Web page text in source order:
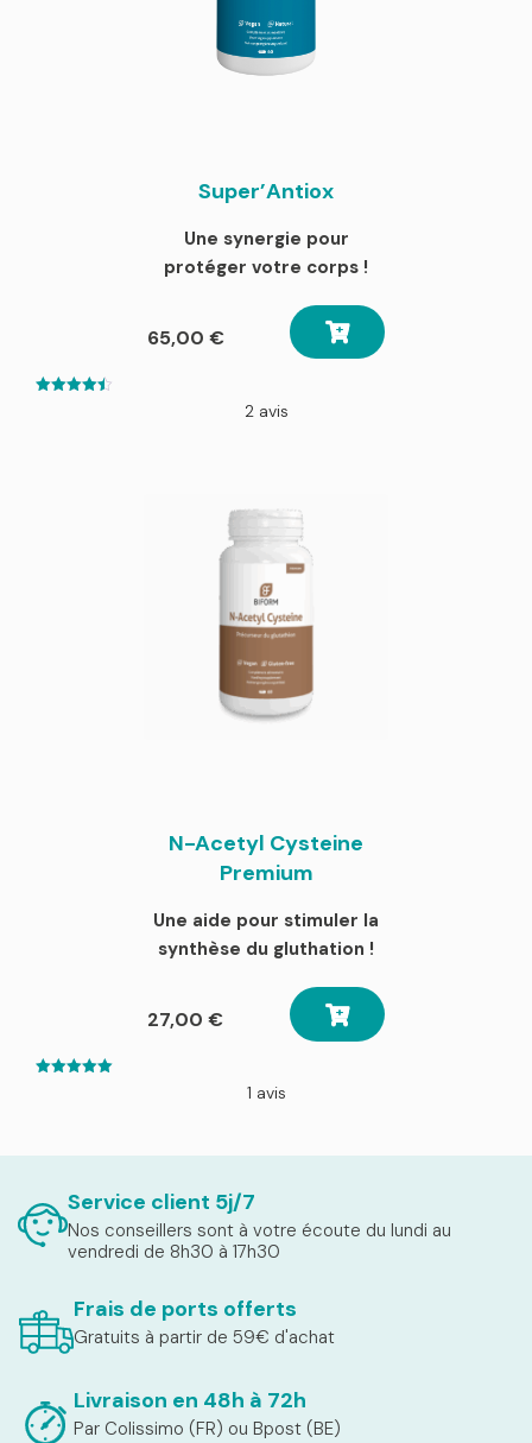
Super’Antiox
Une synergie pour
protéger votre corps !
65,00 €
2 avis
N-Acetyl Cysteine
Premium
Une aide pour stimuler la
synthèse du gluthation !
27,00 €
1 avis
Service client 5j/7
Nos conseillers sont à votre écoute du lundi au
vendredi de 8h30 à 17h30
Frais de ports offerts
Gratuits à partir de 59€ d'achat
Livraison en 48h à 72h
Par Colissimo (FR) ou Bpost (BE)